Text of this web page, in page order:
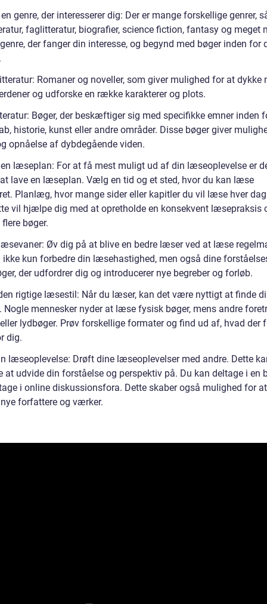
genre, der interesserer dig: Der er mange forskellige genrer,
faglitteratur, biografier, science fiction, fantasy og meget
der fanger din interesse, og begynd med bøger inden for
Romaner og noveller, som giver mulighed for at dykke
og udforske en række karakterer og plots.
Bøger, der beskæftiger sig med specifikke emner inden
historie, kunst eller andre områder. Disse bøger giver
opnåelse af dybdegående viden.
læseplan: For at få mest muligt ud af din læseoplevelse er
lave en læseplan. Vælg en tid og et sted, hvor du kan læse
Planlæg, hvor mange sider eller kapitler du vil læse hver
vil hjælpe dig med at opretholde en konsekvent læsepraksis
bøger.
Øv dig på at blive en bedre læser ved at læse
ikke kun forbedre din læsehastighed, men også dine
der udfordrer dig og introducerer nye begreber og forløb.
rigtige læsestil: Når du læser, kan det være nyttigt at finde
mennesker nyder at læse fysisk bøger, mens andre
lydbøger. Prøv forskellige formater og find ud af, hvad der
dig.
læseoplevelse: Drøft dine læseoplevelser med andre. Dette
at udvide din forståelse og perspektiv på. Du kan deltage i en
i online diskussionsfora. Dette skaber også mulighed for at
forfattere og værker.